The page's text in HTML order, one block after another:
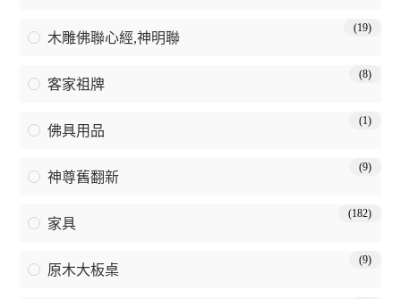
木雕佛聯心經,神明聯
(19)
客家祖牌
(8)
佛具用品
(1)
神尊舊翻新
(9)
家具
(182)
原木大板桌
(9)